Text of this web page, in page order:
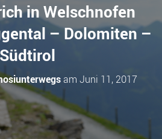
U
M
in Welschnofen
– Dolomiten –
Südtirol
am Juni 11, 2017